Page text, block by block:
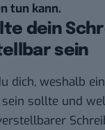
tun kann.
dein
sein
dich, weshalb
sollte und